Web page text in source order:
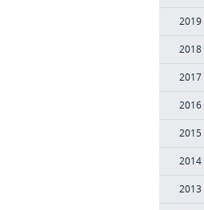
2019
2018
2017
2016
2015
2014
2013